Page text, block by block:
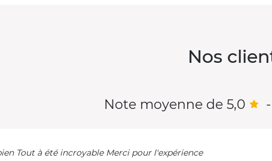
Nos
Note moyenne de 5,0 -
Accueil très bien Tout à été incroyable Merci pour l'expérience